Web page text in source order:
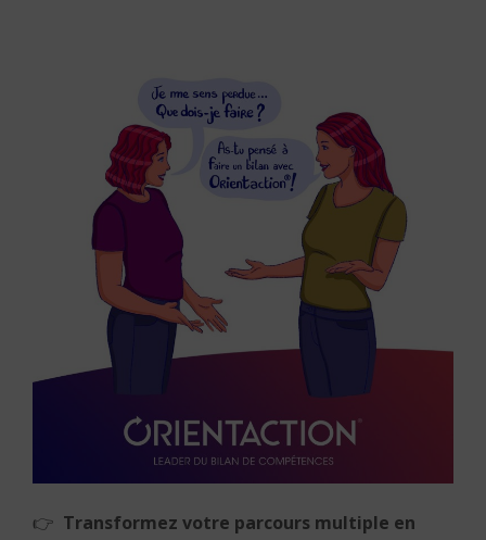
👉 Transformez votre parcours multiple en